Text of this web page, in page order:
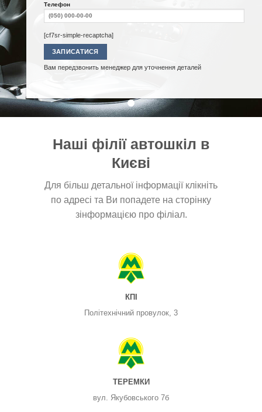
Телефон
[cf7sr-simple-recaptcha]
Вам передзвонить менеджер для уточнення деталей
Наші філії автошкіл в
Києві
Для більш детальної інформації клікніть
по адресі та Ви попадете на сторінку
зінформацією про філіал.
КПІ
Політехнічний провулок, 3
ТЕРЕМКИ
вул. Якубовського 7б